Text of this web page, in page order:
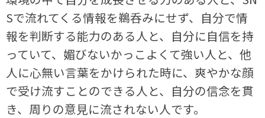
Sで流れてくる情報を鵜呑みにせず、自分で情
報を判断する能力のある人と、自分に自信を持
っていて、媚びないかっこよくて強い人と、他
人に心無い言葉をかけられた時に、爽やかな顔
で受け流すことのできる人と、自分の信念を貫
き、周りの意見に流されない人です。